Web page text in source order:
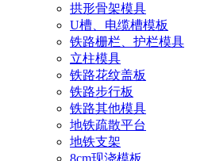
拱形骨架模具
U槽、电缆槽模板
铁路栅栏、护栏模具
立柱模具
铁路花纹盖板
铁路步行板
铁路其他模具
地铁疏散平台
地铁支架
8cm现浇模板